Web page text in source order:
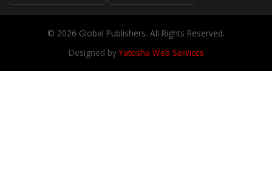
© 2026 Global Publishers. All Rights Reserved.
Designed byYatosha Web Services